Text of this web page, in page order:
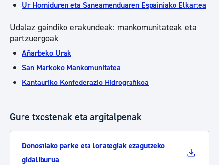
Ur Horniduren eta Saneamenduaren Espainiako Elkartea
Udalaz gaindiko erakundeak: mankomunitateak eta
partzuergoak
Añarbeko Urak
San Markoko Mankomunitatea
Kantauriko Konfederazio Hidrografikoa
Gure txostenak eta argitalpenak
Donostiako parke eta lorategiak ezagutzeko
gidaliburua